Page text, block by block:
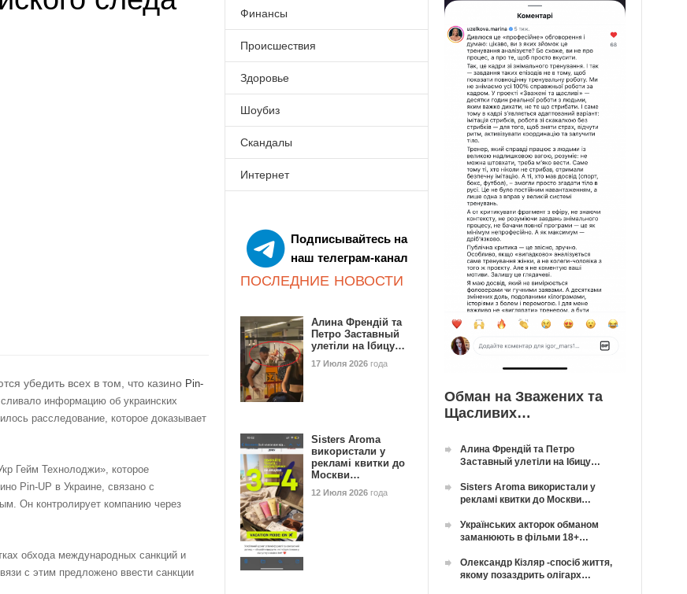
убедить всех в том, что казино Pin-
информацию об украинских
расследование, которое доказывает
Гейм Технолоджи», которое
Pin-UP в Украине, связано с
Он контролирует компанию через
обхода международных санкций и
с этим предложено ввести санкции
Финансы
Происшествия
Здоровье
Шоубиз
Скандалы
Интернет
Подписывайтесь на
наш телеграм-канал
ПОСЛЕДНИЕ НОВОСТИ
Алина Френдій та
Петро Заставный
улетіли на Ібицу…
17 Июля 2026 года
Sisters Aroma
використали у
рекламі квитки до
Москви…
12 Июля 2026 года
Обман на Зважених та
Щасливих…
Алина Френдій та Петро
Заставный улетіли на Ібицу…
Sisters Aroma використали у
рекламі квитки до Москви…
Українських акторок обманом
заманюють в фільми 18+…
Олександр Кізляр -спосіб життя,
якому позаздрить олігарх…